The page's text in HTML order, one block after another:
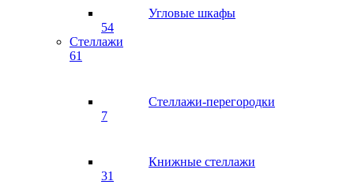
Угловые шкафы
54
Стеллажи
61
Стеллажи-перегородки
7
Книжные стеллажи
31